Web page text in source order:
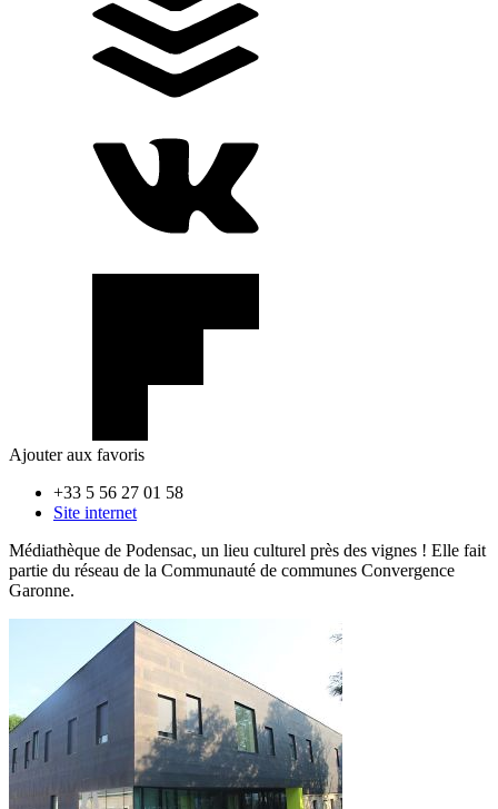
Ajouter aux favoris
+33 5 56 27 01 58
Site internet
Médiathèque de Podensac, un lieu culturel près des vignes ! Elle fait
partie du réseau de la Communauté de communes Convergence
Garonne.